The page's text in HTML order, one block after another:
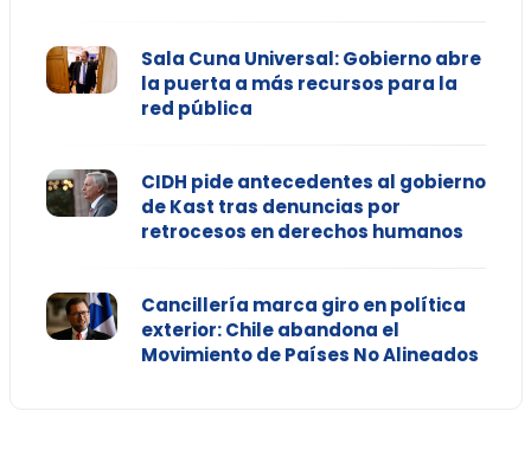
Sala Cuna Universal: Gobierno abre
la puerta a más recursos para la
red pública
CIDH pide antecedentes al gobierno
de Kast tras denuncias por
retrocesos en derechos humanos
Cancillería marca giro en política
exterior: Chile abandona el
Movimiento de Países No Alineados